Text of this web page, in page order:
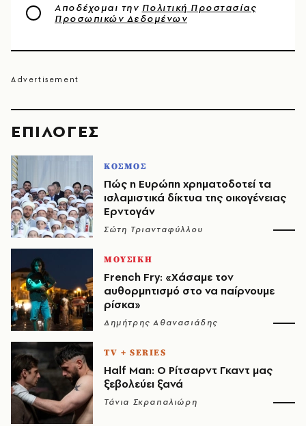
EΠΙΛΟΓΈΣ
ΚΟΣΜΟΣ
Πώς η Ευρώπη χρηματοδοτεί τα
ισλαμιστικά δίκτυα της οικογένειας
Ερντογάν
Σώτη Τριανταφύλλου
ΜΟΥΣΙΚΗ
French Fry: «Χάσαμε τον
αυθορμητισμό στο να παίρνουμε
ρίσκα»
Δημήτρης Αθανασιάδης
TV + SERIES
Half Man: Ο Ρίτσαρντ Γκαντ μας
ξεβολεύει ξανά
Τάνια Σκραπαλιώρη
Αποδέχομαι την Πολιτική Προστασίας
Προσωπικών Δεδομένων